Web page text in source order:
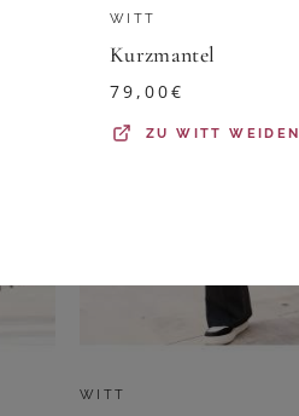
WITT
WITT
Kurzmantel
79,00€
ZUWITT WEIDEN